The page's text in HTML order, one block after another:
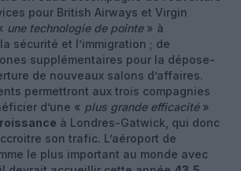
pour British Airways et Virgin
une technologie de pointe» à
sécurité et l’immigration ; de
supplémentaires pour la dépose-
de nouveaux salons d’affaires.
permettront aux trois compagnies
d’une « plus grande efficacité»
à Londres-Gatwick, qui donc
son trafic. L’aéroport de
le plus important au monde avec